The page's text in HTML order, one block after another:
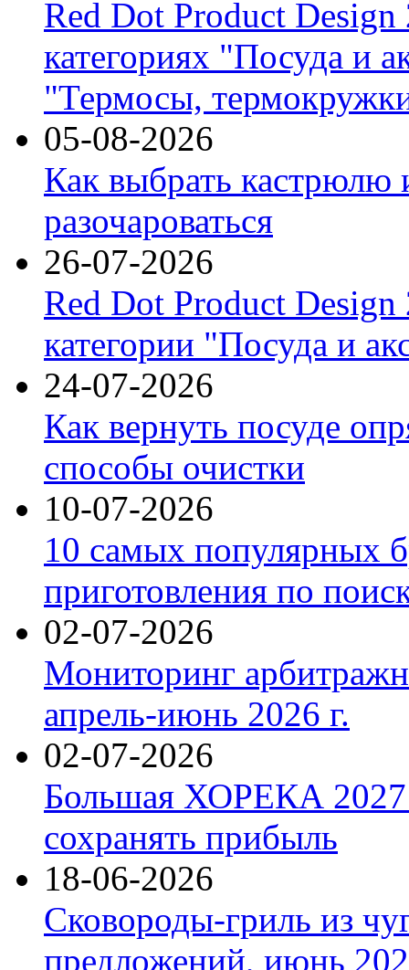
Red Dot Product Design
категориях "Посуда и
"Термосы,
05-08-2026
Как выбрать кастрюлю
разочароваться
26-07-2026
Red Dot Product Design
категории "Посуда и
24-07-2026
Как вернуть посуде
способы очистки
10-07-2026
10 самых популярных
приготовления по
02-07-2026
Мониторинг
апрель-июнь 2026 г.
02-07-2026
Большая ХОРЕКА 2027:
сохранять прибыль
18-06-2026
Сковороды-гриль из
предложений, июнь